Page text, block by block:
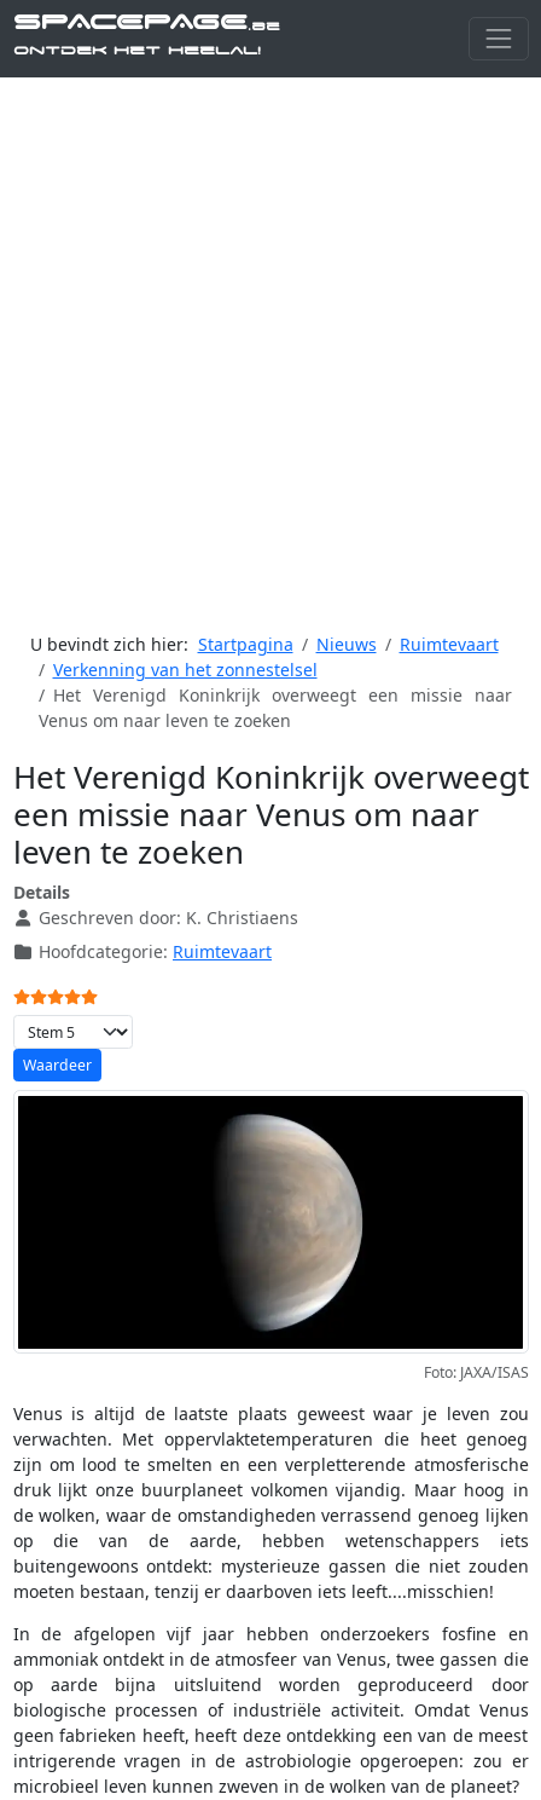
SPACEPAGE.be
Ontdek het heelal!
U bevindt zich hier: Startpagina Nieuws
Ruimtevaart
Verkenning van het zonnestelsel
Het Verenigd Koninkrijk overweegt een missie naar
Venus om naar leven te zoeken
Het Verenigd Koninkrijk overweegt
een missie naar Venus om naar
leven te zoeken
Details
Geschreven door: K. Christiaens
Hoofdcategorie: Ruimtevaart
Gebruikerswaardering:
Voeg waardering toe
Foto: JAXA/ISAS
Venus is altijd de laatste plaats geweest waar je leven zou
verwachten. Met oppervlaktetemperaturen die heet genoeg
zijn om lood te smelten en een verpletterende atmosferische
druk lijkt onze buurplaneet volkomen vijandig. Maar hoog in
de wolken, waar de omstandigheden verrassend genoeg lijken
op die van de aarde, hebben wetenschappers iets
buitengewoons ontdekt: mysterieuze gassen die niet zouden
moeten bestaan, tenzij er daarboven iets leeft....misschien!
In de afgelopen vijf jaar hebben onderzoekers fosfine en
ammoniak ontdekt in de atmosfeer van Venus, twee gassen die
op aarde bijna uitsluitend worden geproduceerd door
biologische processen of industriële activiteit. Omdat Venus
geen fabrieken heeft, heeft deze ontdekking een van de meest
intrigerende vragen in de astrobiologie opgeroepen: zou er
microbieel leven kunnen zweven in de wolken van de planeet?